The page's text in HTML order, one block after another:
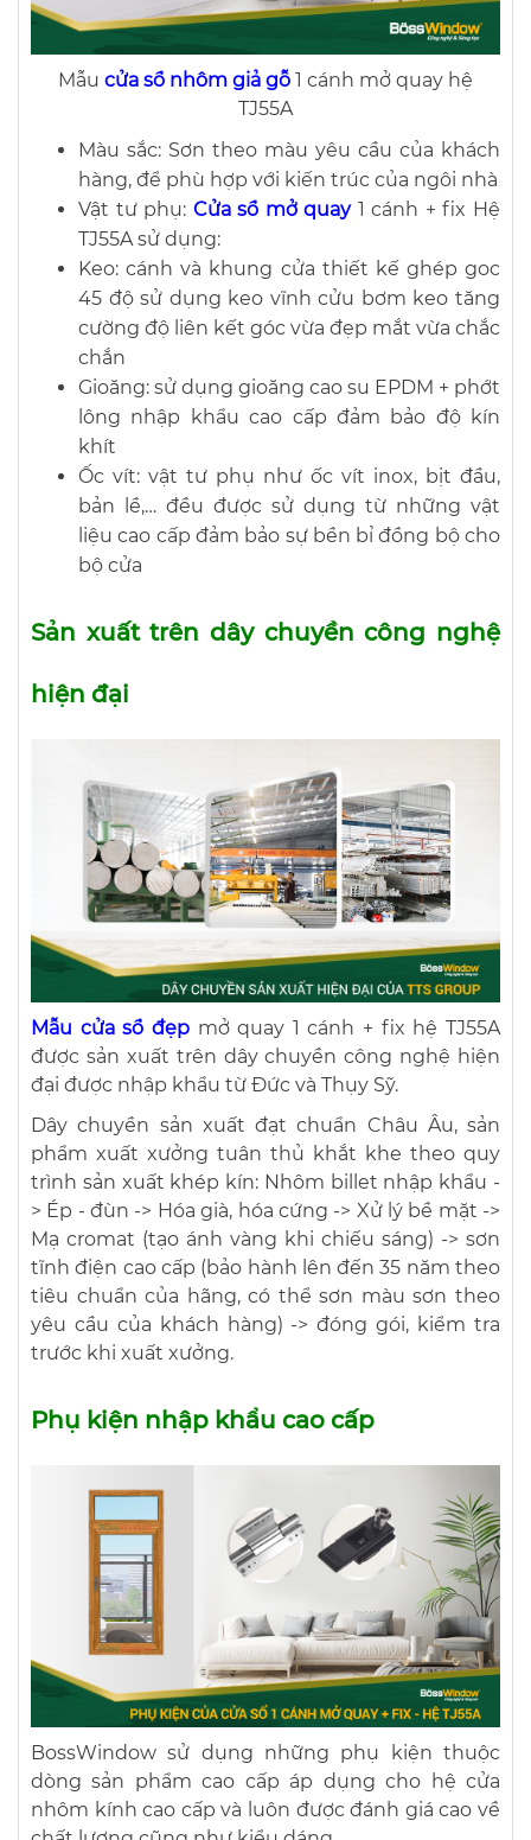
Mẫu cửa sổ nhôm giả gỗ 1 cánh mở quay hệ
TJ55A
Màu sắc: Sơn theo màu yêu cầu của khách
hàng, để phù hợp với kiến trúc của ngôi nhà
Vật tư phụ: Cửa sổ mở quay 1 cánh + fix Hệ
TJ55A sử dụng:
Keo: cánh và khung cửa thiết kế ghép goc
45 độ sử dụng keo vĩnh cửu bơm keo tăng
cường độ liên kết góc vừa đẹp mắt vừa chắc
chắn
Gioăng: sử dụng gioăng cao su EPDM + phớt
lông nhập khẩu cao cấp đảm bảo độ kín
khít
Ốc vít: vật tư phụ như ốc vít inox, bịt đầu,
bản lề,… đều được sử dụng từ những vật
liệu cao cấp đảm bảo sự bền bỉ đồng bộ cho
bộ cửa
Sản xuất trên dây chuyền công nghệ
hiện đại
Mẫu cửa sổ đẹp mở quay 1 cánh + fix hệ TJ55A
được sản xuất trên dây chuyền công nghệ hiện
đại được nhập khẩu từ Đức và Thụy Sỹ.
Dây chuyền sản xuất đạt chuẩn Châu Âu, sản
phẩm xuất xưởng tuân thủ khắt khe theo quy
trình sản xuất khép kín: Nhôm billet nhập khẩu -
> Ép - đùn -> Hóa già, hóa cứng -> Xử lý bề mặt ->
Mạ cromat (tạo ánh vàng khi chiếu sáng) -> sơn
tĩnh điện cao cấp (bảo hành lên đến 35 năm theo
tiêu chuẩn của hãng, có thể sơn màu sơn theo
yêu cầu của khách hàng) -> đóng gói, kiểm tra
trước khi xuất xưởng.
Phụ kiện nhập khẩu cao cấp
BossWindow sử dụng những phụ kiện thuộc
dòng sản phẩm cao cấp áp dụng cho hệ cửa
nhôm kính cao cấp và luôn được đánh giá cao về